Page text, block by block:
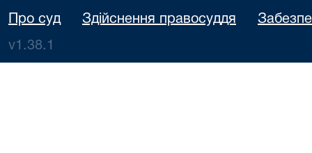
Про суд Здійснення правосуддя
v1.38.1